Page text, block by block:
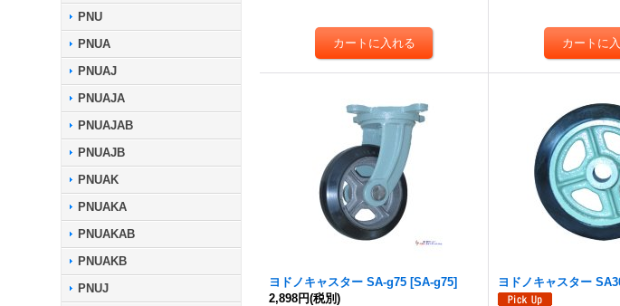
PNU
PNUA
PNUAJ
PNUAJA
PNUAJAB
PNUAJB
PNUAK
PNUAKA
PNUAKAB
PNUAKB
PNUJ
ヨドノキャスター SA-g75 [SA-g75]
2,898円(税別)
ヨドノキャスター